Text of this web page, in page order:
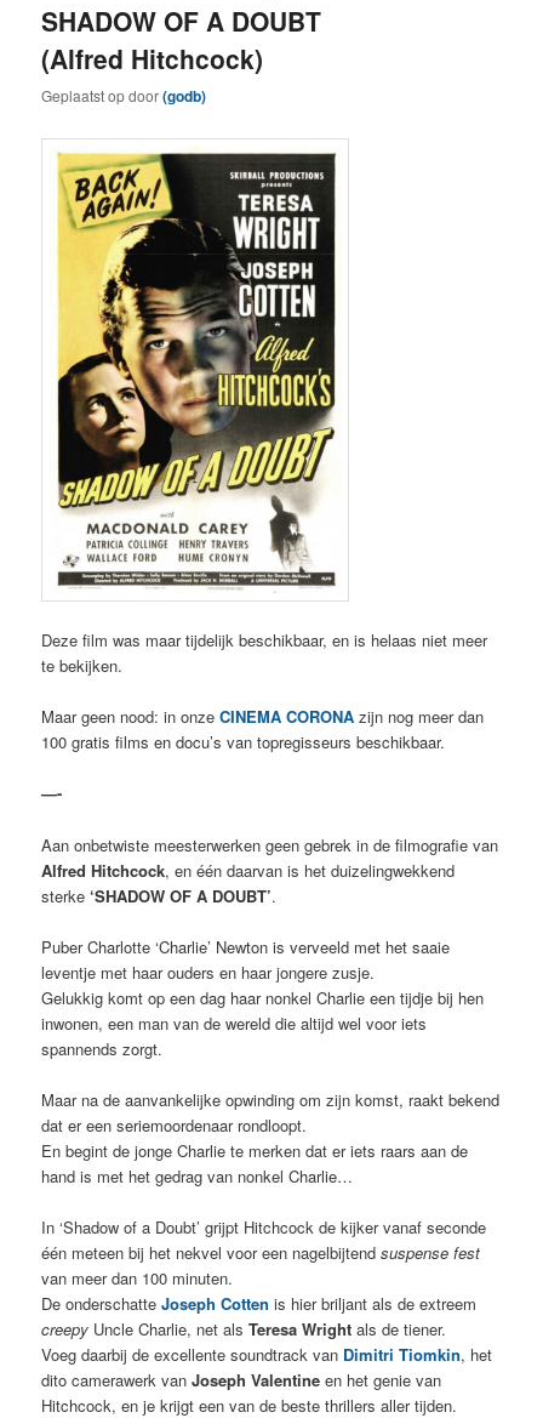
SHADOW OF A DOUBT
(Alfred Hitchcock)
Geplaatst opdoor(godb)
Deze film was maar tijdelijk beschikbaar, en is helaas niet meer
te bekijken.
Maar geen nood: in onzeCINEMA CORONA zijn nog meer dan
100 gratis films en docu’s van topregisseurs beschikbaar.
—-
Aan onbetwiste meesterwerken geen gebrek in de filmografie van
Alfred Hitchcock, en één daarvan is het duizelingwekkend
sterke‘SHADOW OF A DOUBT’.
Puber Charlotte ‘Charlie’ Newton is verveeld met het saaie
leventje met haar ouders en haar jongere zusje.
Gelukkig komt op een dag haar nonkel Charlie een tijdje bij hen
inwonen, een man van de wereld die altijd wel voor iets
spannends zorgt.
Maar na de aanvankelijke opwinding om zijn komst, raakt bekend
dat er een seriemoordenaar rondloopt.
En begint de jonge Charlie te merken dat er iets raars aan de
hand is met het gedrag van nonkel Charlie…
In ‘Shadow of a Doubt’ grijpt Hitchcock de kijker vanaf seconde
één meteen bij het nekvel voor een nagelbijtendsuspense fest
van meer dan 100 minuten.
De onderschatteJoseph Cotten is hier briljant als de extreem
creepy Uncle Charlie, net alsTeresa Wright als de tiener.
Voeg daarbij de excellente soundtrack van Dimitri Tiomkin, het
dito camerawerk vanJoseph Valentine en het genie van
Hitchcock, en je krijgt een van de beste thrillers aller tijden.